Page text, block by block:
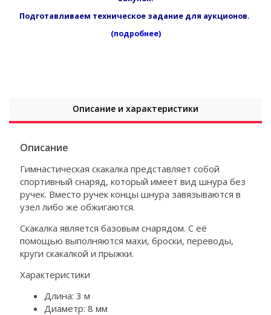
Подготавливаем техническое задание для аукционов.
(подробнее)
Описание и характеристики
Описание
Гимнастическая скакалка представляет собой
спортивный снаряд, который имеет вид шнура без
ручек. Вместо ручек концы шнура завязываются в
узел либо же обжигаются.
Скакалка является базовым снарядом. С её
помощью выполняются махи, броски, переводы,
круги скакалкой и прыжки.
Характеристики
Длина: 3 м
Диаметр: 8 мм